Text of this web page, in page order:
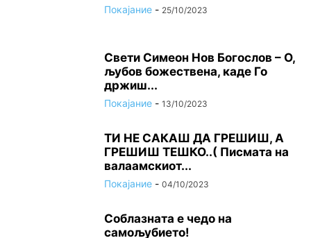
Покајание - 25/10/2023
Свети Симеон Нов Богослов – О,
љубов божествена, каде Го
држиш...
Покајание - 13/10/2023
ТИ НЕ САКАШ ДА ГРЕШИШ, А
ГРЕШИШ ТЕШКО..( Писмата на
валаамскиот...
Покајание - 04/10/2023
Соблазната е чедо на
самољубието!